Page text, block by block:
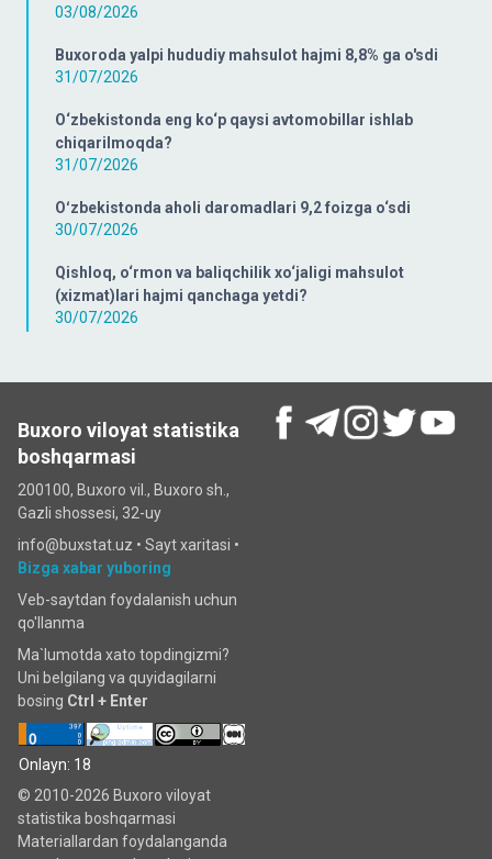
03/08/2026
Buxoroda yalpi hududiy mahsulot hajmi 8,8% ga o'sdi
31/07/2026
O‘zbekistonda eng ko‘p qaysi avtomobillar ishlab
chiqarilmoqda?
31/07/2026
Oʻzbekistonda aholi daromadlari 9,2 foizga o‘sdi
30/07/2026
Qishloq, o‘rmon va baliqchilik xo‘jaligi mahsulot
(xizmat)lari hajmi qanchaga yetdi?
30/07/2026
Buxoro viloyat statistika
boshqarmasi
200100, Buxoro vil., Buxoro sh.,
Gazli shossesi, 32-uy
info@buxstat.uz • Sayt xaritasi •
Bizga xabar yuboring
Veb-saytdan foydalanish uchun
qo'llanma
Ma`lumotda xato topdingizmi?
Uni belgilang va quyidagilarni
bosing Ctrl + Enter
Onlayn: 18
© 2010-2026 Buxoro viloyat
statistika boshqarmasi
Materiallardan foydalanganda